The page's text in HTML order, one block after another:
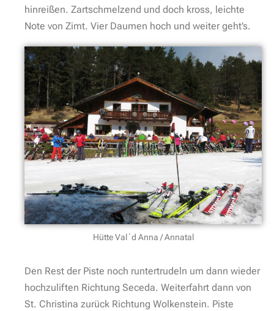
hinreißen. Zartschmelzend und doch kross, leichte
Note von Zimt. Vier Daumen hoch und weiter geht’s.
Hütte Val´d Anna / Annatal
Den Rest der Piste noch runtertrudeln um dann wieder
hochzuliften Richtung Seceda. Weiterfahrt dann von
St. Christina zurück Richtung Wolkenstein. Piste